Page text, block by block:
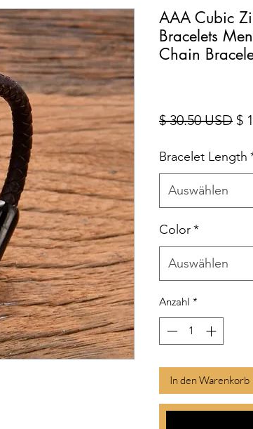
AAA Cubic
Bracelets
Chain
$ 30.50 USD $
Bracelet Length
Auswählen
Color*
Auswählen
Anzahl *
In den Warenkorb